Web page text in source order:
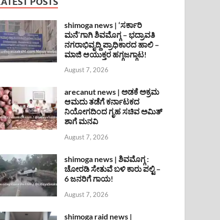
shimoga news | ‘ಸರ್ಕಾರಿ
ಮನೆ’ಗಾಗಿ ಶಿವಮೊಗ್ಗ – ಭದ್ರಾವತಿ
ನಗರಾಭಿವೃದ್ದಿ ಪ್ರಾಧಿಕಾರದ ಹಾಲಿ –
ಮಾಜಿ ಆಯುಕ್ತರ ಹಗ್ಗಜಗ್ಗಾಟ!
August 7, 2026
arecanut news | ಅಡಕೆ ಅಕ್ರಮ
ಆಮದು ತಡೆಗೆ ಕರ್ನಾಟಕದ
ನಿಯೋಗದಿಂದ ಗೃಹ ಸಚಿವ ಅಮಿತ್
ಶಾಗೆ ಮನವಿ
August 7, 2026
shimoga news | ಶಿವಮೊಗ್ಗ :
ಚೋರಡಿ ಸೇತುವೆ ಬಳಿ ಕಾರು ಪಲ್ಟಿ –
6 ಜನರಿಗೆ ಗಾಯ!
August 7, 2026
shimoga raid news |